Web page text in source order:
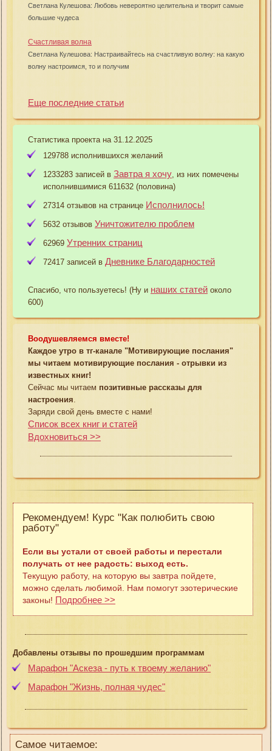
Светлана Кулешова: Любовь невероятно целительна и творит самые
большие чудеса
Счастливая волна
Светлана Кулешова: Настраивайтесь на счастливую волну: на какую
волну настроимся, то и получим
Еще последние статьи
Статистика проекта на 31.12.2025
129788 исполнившихся желаний
1233283 записей в Завтра я хочу , из них помечены
исполнившимися 611632 (половина)
27314 отзывов на странице Исполнилось!
5632 отзывов Уничтожителю проблем
62969 Утренних страниц
72417 записей в Дневнике Благодарностей
Спасибо, что пользуетесь! (Ну и наших статей около
600)
Воодушевляемся вместе!
Каждое утро в тг-канале "Мотивирующие послания"
мы читаем мотивирующие послания - отрывки из
известных книг!
Сейчас мы читаем позитивные рассказы для
настроения
Заряди свой день вместе с нами!
Список всех книг и статей
Вдохновиться >>
Рекомендуем! Курс "Как полюбить свою
работу"
Если вы устали от своей работы и перестали
получать от нее радость: выход есть.
Текущую работу, на которую вы завтра пойдете,
можно сделать любимой. Нам помогут эзотерические
законы! Подробнее >>
Добавлены отзывы по прошедшим программам
Марафон "Аскеза - путь к твоему желанию"
Марафон "Жизнь, полная чудес"
Самое читаемое: